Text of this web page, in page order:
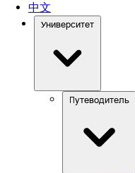
中文
Университет
Путеводитель